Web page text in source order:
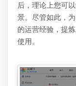
后，理论上您可
景。尽管如此，
的运营经验，提
使用。